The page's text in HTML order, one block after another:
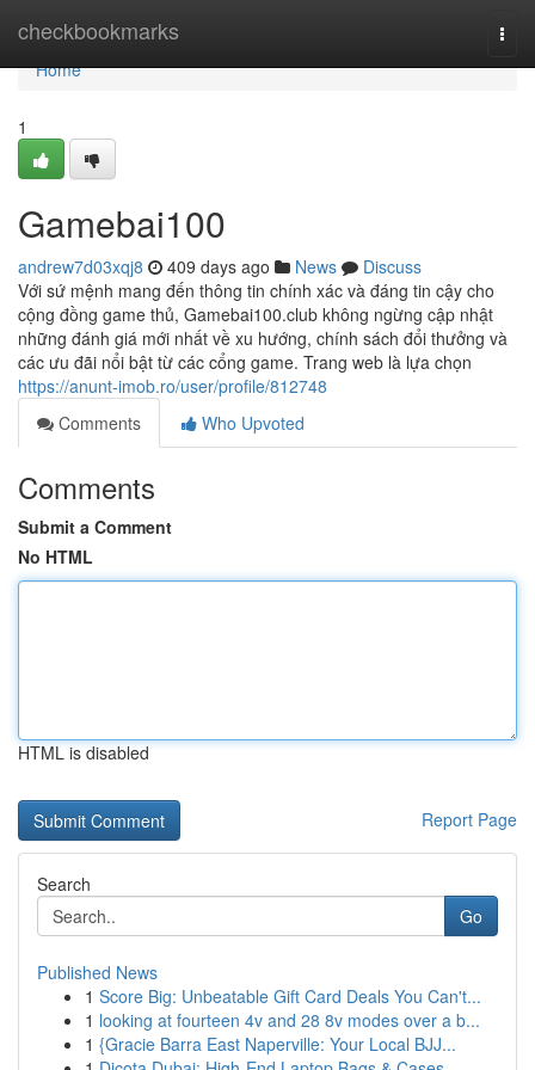
checkbookmarks
Home
Home
1
Gamebai100
andrew7d03xqj8 409 days ago News
Discuss
Với sứ mệnh mang đến thông tin chính xác và đáng tin cậy cho
cộng đồng game thủ, Gamebai100.club không ngừng cập nhật
những đánh giá mới nhất về xu hướng, chính sách đổi thưởng và
các ưu đãi nổi bật từ các cổng game. Trang web là lựa chọn
https://anunt-imob.ro/user/profile/812748
Comments
Who Upvoted
Comments
Submit a Comment
No HTML
HTML is disabled
Report Page
Search
Go
Published News
1 Score Big: Unbeatable Gift Card Deals You Can't...
1 looking at fourteen 4v and 28 8v modes over a b...
1 {Gracie Barra East Naperville: Your Local BJJ...